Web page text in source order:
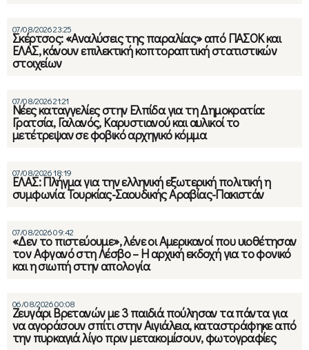
07/08/2026 23:25
Σκέρτσος: «Αναλύσεις της παραλίας» από ΠΑΣΟΚ και
ΕΛΑΣ, κάνουν επιλεκτική κοπτοραπτική στατιστικών
στοιχείων
07/08/2026 21:21
Νέες καταγγελίες στην Ελπίδα για τη Δημοκρατία:
Γρατσία, Γαλανός, Καρυστιανού και αυλικοί το
μετέτρεψαν σε φοβικό αρχηγικό κόμμα
07/08/2026 18:19
ΕΛΑΣ: Πλήγμα για την ελληνική εξωτερική πολιτική η
συμφωνία Τουρκίας-Σαουδικής Αραβίας-Πακιστάν
07/08/2026 09:42
«Δεν το πιστεύουμε», λένε οι Αμερικανοί που υιοθέτησαν
τον Αφγανό στη Λέσβο – Η αρχική εκδοχή για το φονικό
και η σιωπή στην απολογία
06/08/2026 00:08
Ζευγάρι Βρετανών με 3 παιδιά πούλησαν τα πάντα για
να αγοράσουν σπίτι στην Αιγιάλεια, καταστράφηκε από
την πυρκαγιά λίγο πριν μετακομίσουν, φωτογραφίες